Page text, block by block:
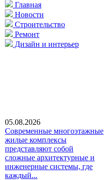
Главная
Новости
Строительство
Ремонт
Дизайн и интерьер
05.08.2026
Современные многоэтажные
жилые комплексы
представляют собой
сложные архитектурные и
инженерные системы, где
каждый...